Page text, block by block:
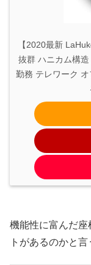
【2020最新
抜群 ハニカム構
勤務 テレワーク
機能性に富んだ座
トがあるのかと言